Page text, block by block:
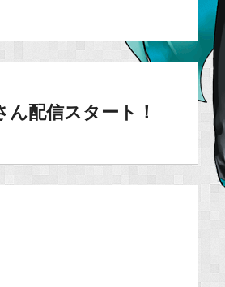
ん配信スタート！